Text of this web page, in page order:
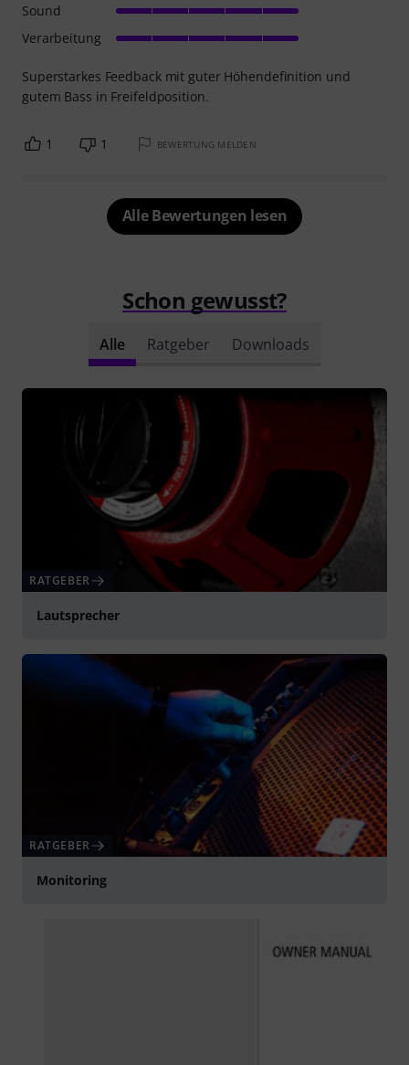
Superstarkes Feedback mit guter Höhendefinition und
gutem Bass in Freifeldposition.
Sound
Verarbeitung
1 1 BEWERTUNG MELDEN
Alle Bewertungen lesen
Schon gewusst?
Alle Ratgeber Downloads
RATGEBER
Lautsprecher
RATGEBER
Monitoring